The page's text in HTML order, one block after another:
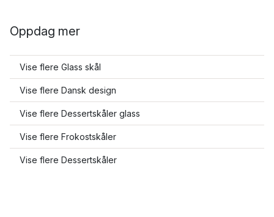
Oppdag mer
Vise flere Glass skål
Vise flere Dansk design
Vise flere Dessertskåler glass
Vise flere Frokostskåler
Vise flere Dessertskåler